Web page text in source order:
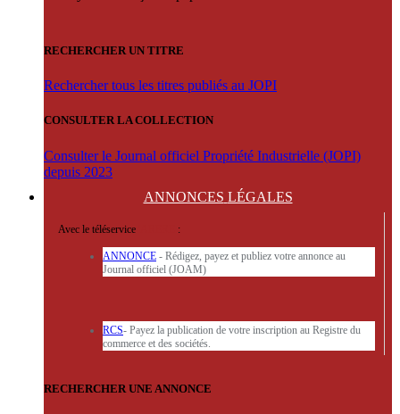
RECHERCHER UN TITRE
Rechercher tous les titres publiés au JOPI
CONSULTER LA COLLECTION
Consulter le Journal officiel Propriété Industrielle (JOPI)
depuis 2023
ANNONCES LÉGALES
Avec le téléservice :
ANNONCE - Rédigez, payez et publiez votre annonce au
Journal officiel (JOAM)
RCS- Payez la publication de votre inscription au Registre du
commerce et des sociétés.
RECHERCHER UNE ANNONCE